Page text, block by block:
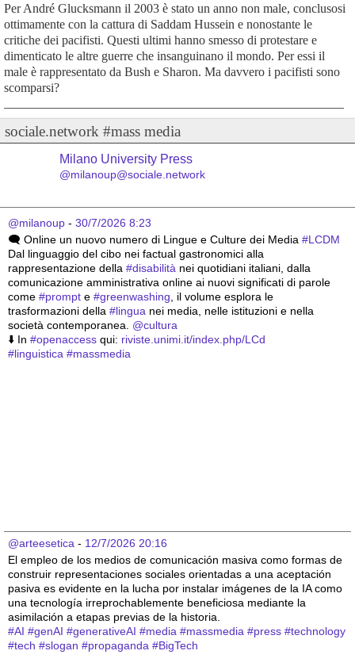
Per André Glucksmann il 2003 è stato un anno non male, conclusosi
ottimamente con la cattura di Saddam Hussein e nonostante le
critiche dei pacifisti. Questi ultimi hanno smesso di protestare e
dimenticato le altre guerre che insanguinano il mondo. Per essi il
male è rappresentato da Bush e Sharon. Ma davvero i pacifisti sono
scomparsi?
sociale.network #mass media
Milano University Press
@milanoup@sociale.network
@milanoup - 30/7/2026 8:23
🗨️ Online un nuovo numero di Lingue e Culture dei Media #LCDM
Dal linguaggio del cibo nei factual gastronomici alla
rappresentazione della #disabilità nei quotidiani italiani, dalla
comunicazione amministrativa online ai nuovi significati di parole
come #prompt e #greenwashing , il volume esplora le
trasformazioni della #lingua nei media, nelle istituzioni e nella
società contemporanea. @cultura
⬇️ In #openaccess qui: riviste.unimi.it/index.php/LCd
#linguistica #massmedia
@arteesetica - 12/7/2026 20:16
El empleo de los medios de comunicación masiva como formas de
construir representaciones sociales orientadas a una aceptación
pasiva es evidente en la lucha por instalar imágenes de la IA como
una tecnología irreprochablemente beneficiosa mediante la
asimilación a etapas previas de la historia.
#AI #genAI #generativeAI #media #massmedia #press #technology
#tech #slogan #propaganda #BigTech